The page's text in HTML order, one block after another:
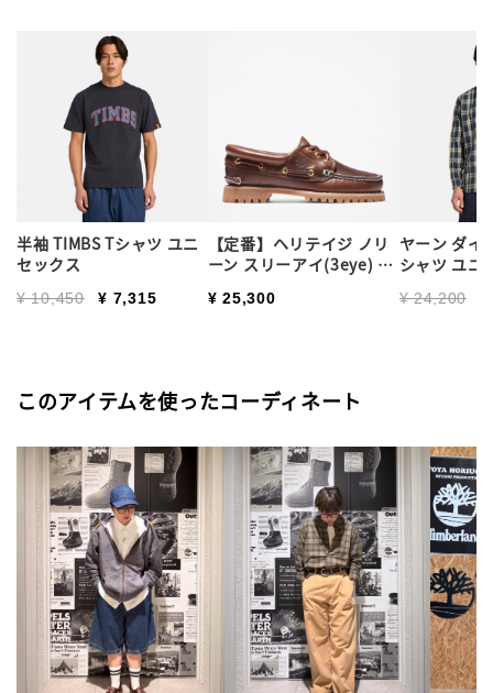
半袖 TIMBS Tシャツ ユニ
セックス
Price reduced from
¥ 10,450to¥ 7,315
【定番】ヘリテイジ ノリ
ーン スリーアイ(3eye) ハ
¥ 25,300
ヤーン ダイ
シャツ ユニ
Price
¥ 24,200to
このアイテムを使ったコーディネート